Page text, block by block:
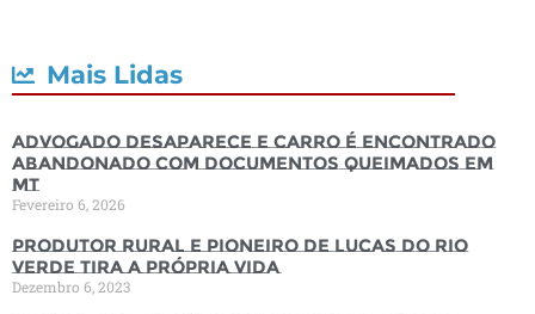
Mais Lidas
Advogado desaparece e carro é encontrado
abandonado com documentos queimados em
MT
Fevereiro 6, 2026
Produtor rural e pioneiro de Lucas do Rio
Verde tira a própria vida
Dezembro 6, 2023